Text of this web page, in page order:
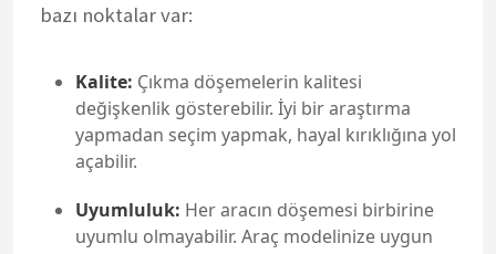
bazı noktalar var:
Kalite: Çıkma döşemelerin kalitesi
değişkenlik gösterebilir. İyi bir araştırma
yapmadan seçim yapmak, hayal kırıklığına yol
açabilir.
Uyumluluk: Her aracın döşemesi birbirine
uyumlu olmayabilir. Araç modelinize uygun